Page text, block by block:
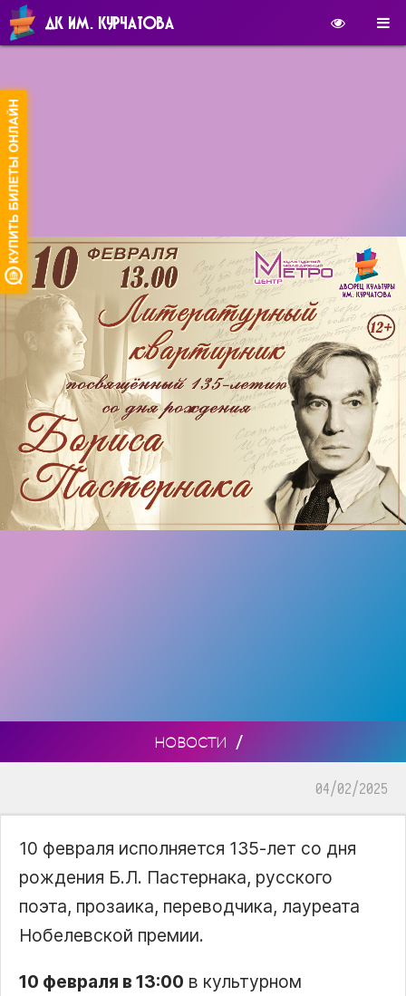
ДК ИМ. КУРЧАТОВА
НОВОСТИ /
04/02/2025
10 февраля исполняется 135-лет со дня
рождения Б.Л. Пастернака, русского
поэта, прозаика, переводчика, лауреата
Нобелевской премии.
10 февраля в 13:00 в культурном